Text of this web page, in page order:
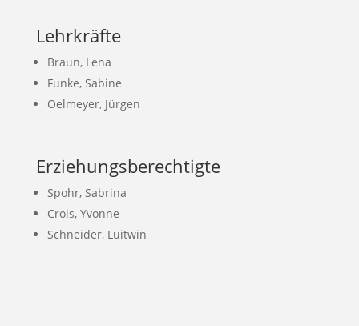
Lehrkräfte
Braun, Lena
Funke, Sabine
Oelmeyer, Jürgen
Erziehungsberechtigte
Spohr, Sabrina
Crois, Yvonne
Schneider, Luitwin